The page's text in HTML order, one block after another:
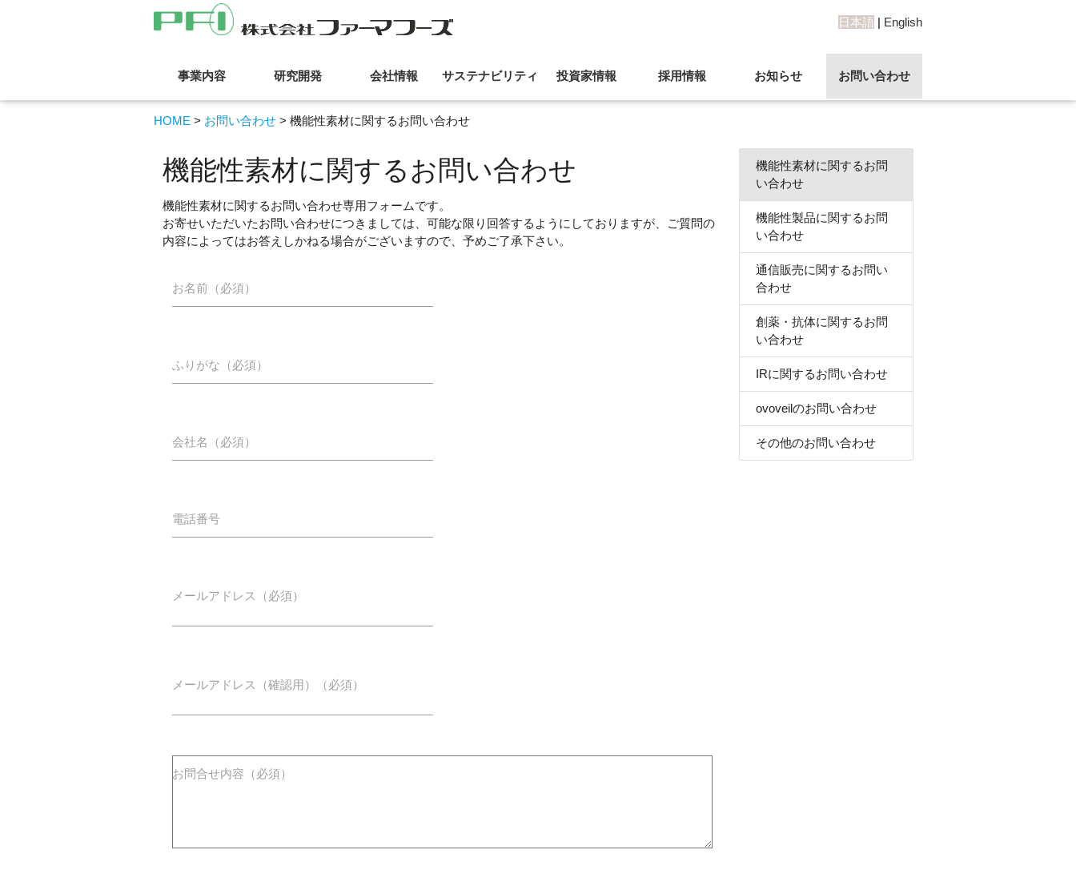
日本語 | English
事業内容 研究開発 会社情報 サステナビリティ 投資家情報 採用情報 お知らせ お問い合わせ
HOME お問い合わせ 機能性素材に関するお問い合わせ
機能性素材に関するお問い合わせ
機能性素材に関するお問い合わせ専用フォームです。
お寄せいただいたお問い合わせにつきましては、可能な限り回答するようにしておりますが、ご質問の
内容によってはお答えしかねる場合がございますので、予めご了承下さい。
お名前（必須）
ふりがな（必須）
会社名（必須）
電話番号
メールアドレス（必須）
メールアドレス（確認用）（必須）
お問合せ内容（必須）
機能性素材に関するお問
い合わせ
機能性製品に関するお問
い合わせ
通信販売に関するお問い
合わせ
創薬・抗体に関するお問
い合わせ
IRに関するお問い合わせ
ovoveilのお問い合わせ
その他のお問い合わせ